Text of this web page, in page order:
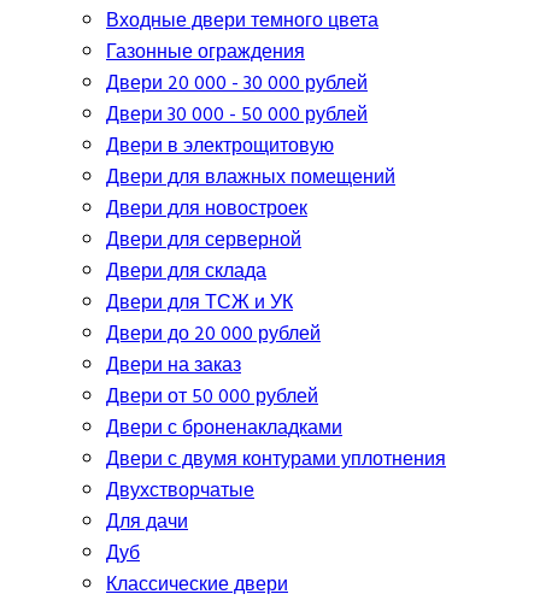
Входные двери темного цвета
Газонные ограждения
Двери 20 000 - 30 000 рублей
Двери 30 000 - 50 000 рублей
Двери в электрощитовую
Двери для влажных помещений
Двери для новостроек
Двери для серверной
Двери для склада
Двери для ТСЖ и УК
Двери до 20 000 рублей
Двери на заказ
Двери от 50 000 рублей
Двери с броненакладками
Двери с двумя контурами уплотнения
Двухстворчатые
Для дачи
Дуб
Классические двери